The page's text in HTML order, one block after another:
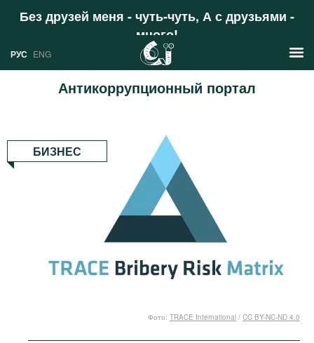
Без друзей меня - чуть-чуть, А с друзьями -
много!
Поддержать
РУС ENG
Антикоррупционный портал
РУС
Аналитика
Международных организаций
Литература
Сайты
О проекте
БИЗНЕС
Фото: TRACE International / CC BY-NC-ND 4.0